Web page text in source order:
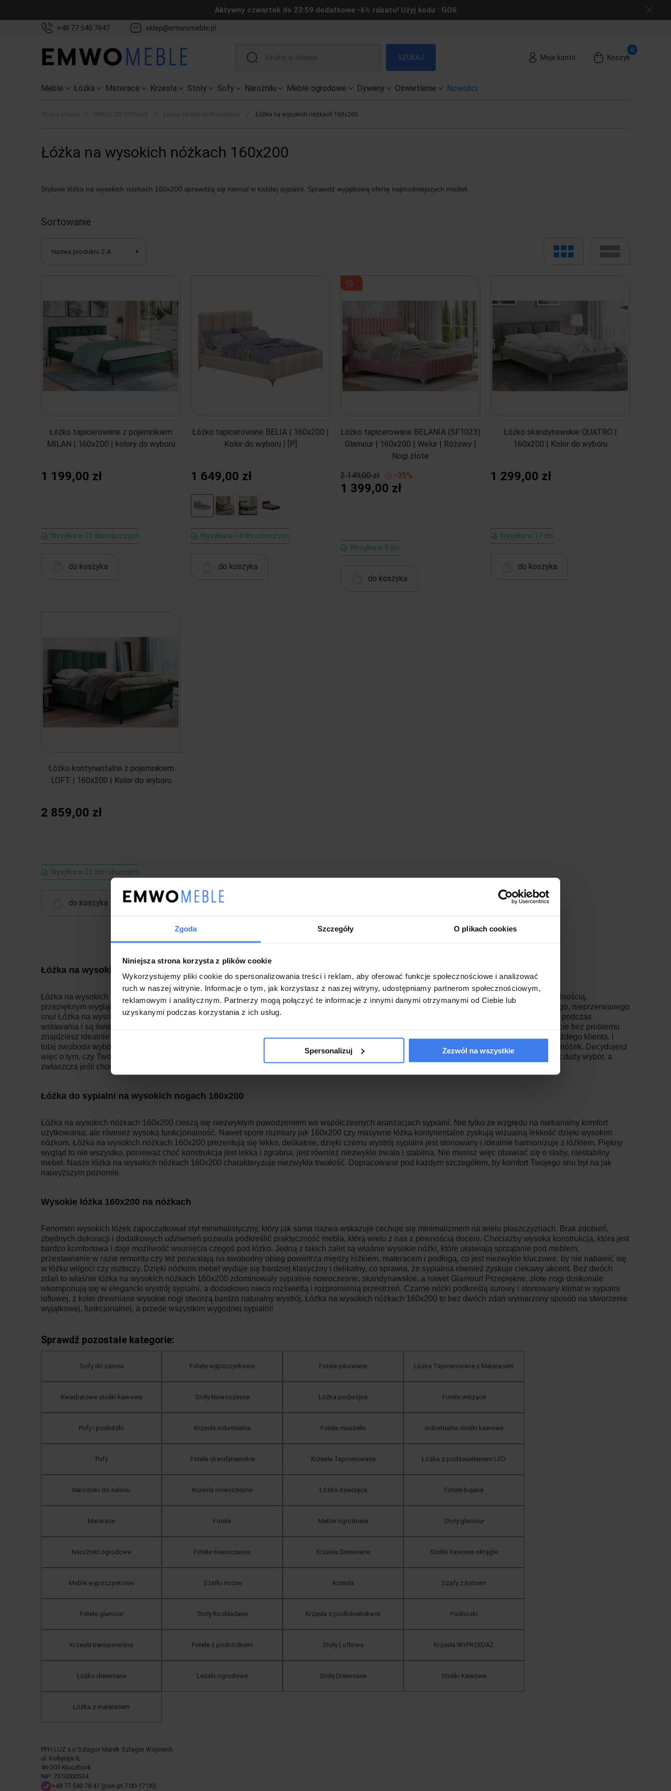
Zgoda Szczegóły O plikach cookies
Niniejsza strona korzysta z plików cookie
Wykorzystujemy pliki cookie do spersonalizowania treści i reklam, aby oferować funkcje społecznościowe i analizować
ruch w naszej witrynie. Informacje o tym, jak korzystasz z naszej witryny, udostępniamy partnerom społecznościowym,
reklamowym i analitycznym. Partnerzy mogą połączyć te informacje z innymi danymi otrzymanymi od Ciebie lub
uzyskanymi podczas korzystania z ich usług.
Spersonalizuj Zezwól na wszystkie
Aktywny czwartek do 23:59 dodatkowe -6% rabatu! Użyj kodu : GO6
+48 77 540 7847 sklep@emwomeble.pl
SZUKAJ Moje konto Koszyk
Meble Łóżka Materace Krzesła Stoły Sofy Narożniki Meble ogrodowe Dywany Oświetlenie Nowości
Strona główna MEBLE DO SYPIALNI Łóżka na wysokich nóżkach Łóżka na wysokich nóżkach 160x200
Łóżka na wysokich nóżkach 160x200
Stylowe łóżka na wysokich nóżkach 160x200 sprawdzą się niemal w każdej sypialni. Sprawdź wyjątkową ofertę najmodniejszych modeli.
Sortowanie
Nazwa produktu Z-A
Łóżko tapicerowane z pojemnikiem
MILAN | 160x200 | kolory do wyboru
1 199,00 zł
Wysyłka w 21 dni roboczych
do koszyka
Łóżko tapicerowane BELIA | 160x200 |
Kolor do wyboru | [P]
1 649,00 zł
Wysyłka w 14 dni roboczych
do koszyka
Łóżko tapicerowane BELANIA (SF1023)
Glamour | 160x200 | Welur | Różowy |
Nogi złote
2 149,00 zł -35%
1 399,00 zł
Wysyłka w 3 dni
do koszyka
Łóżko skandynawskie QUATRO |
160x200 | Kolor do wyboru
1 299,00 zł
Wysyłka w 17 dni
do koszyka
Łóżko kontynentalne z pojemnikiem
LOFT | 160x200 | Kolor do wyboru
2 859,00 zł
Wysyłka w 21 dni roboczych
do koszyka
Łóżka na wysokich nóżkach 160x200 – tapicerowane, drewniane czy metalowe?
Łóżka na wysokich nóżkach to przede wszystkim niezwykle wygodne meble do sypialni. To bardzo ważne, by łóżko zachwycało nie tylko funkcjonalnością,
przepięknym wyglądem czy też wysokim, ozdobnym oparciem, ale przede wszystkim, by wraz z materacem zapewniało idealne warunki do zdrowego, nieprzerwanego
snu! Łóżka na wysokich nogach 160x200 z racji znacznie wyższej podstawy są idealnym rozwiązaniem dla osób zmagających się z bólami pleców podczas
wstawania i są świetne dla osób starszych. O wiele wygodniej jest wstawać, siadać, a nawet korzystać z łóżka o wyższej konstrukcji. W naszej ofercie bez problemu
znajdziesz idealnie pasujące do Twojej aranżacji i potrzeb łóżka na wysokich nóżkach 160x200, a także modele wykonywane indywidualnie dla każdego klienta. I
tutaj swoboda wyboru dopiero się zaczyna, ponieważ to właśnie Ty możesz wybrać rodzaj obicia, cudowny kolor, a także wybarwienie i wykonanie nóżek. Decydujesz
więc o tym, czy Twoje łóżko ma być o bardzo klasycznym wyglądzie, czy może w pełni nowoczesne, lekkie i loftowe. To wyjątkowe uczucie mieć tak duży wybór, a
zwłaszcza jeśli chodzi o naszą wygodę!
Łóżka do sypialni na wysokich nogach 160x200
Łóżka na wysokich nóżkach 160x200 cieszą się niezwykłym powodzeniem we współczesnych aranżacjach sypialni. Nie tylko ze względu na niebanalny komfort
użytkowania, ale również wysoką funkcjonalność. Nawet spore rozmiary jak 160x200 czy masywne łóżka kontynentalne zyskują wizualną lekkość dzięki wysokim
nóżkom. Łóżka na wysokich nóżkach 160x200 prezentują się lekko, delikatnie, dzięki czemu wystrój sypialni jest stonowany i idealnie harmonizuje z łóżkiem. Piękny
wygląd to nie wszystko, ponieważ choć konstrukcja jest lekka i zgrabna, jest również niezwykle trwała i stabilna. Nie musisz więc obawiać się o słaby, niestabilny
mebel. Nasze łóżka na wysokich nóżkach 160x200 charakteryzuje niezwykła trwałość. Dopracowane pod każdym szczegółem, by komfort Twojego snu był na jak
najwyższym poziomie.
Wysokie łóżka 160x200 na nóżkach
Fenomen wysokich łóżek zapoczątkował styl minimalistyczny, który jak sama nazwa wskazuje cechuje się minimalizmem na wielu płaszczyznach. Brak zdobień,
zbędnych dekoracji i dodatkowych udziwnień pozwala podkreślić praktyczność mebla, którą wielu z nas z pewnością doceni. Chociażby wysoka konstrukcja, która jest
bardzo komfortowa i daje możliwość wsunięcia czegoś pod łóżko. Jedną z takich zalet są właśnie wysokie nóżki, które ułatwiają sprzątanie pod meblem,
przestawianie w razie remontu czy też pozwalają na swobodny obieg powietrza między łóżkiem, materacem i podłogą, co jest niezwykle kluczowe, by nie nabawić się
w łóżku wilgoci czy roztoczy. Dzięki nóżkom mebel wydaje się bardziej klasyczny i delikatny, co sprawia, że sypialnia również zyskuje ciekawy akcent. Bez dwóch
zdań to właśnie łóżka na wysokich nóżkach 160x200 zdominowały sypialnie nowoczesne, skandynawskie, a nawet Glamour! Przepiękne, złote nogi doskonale
wkomponują się w elegancki wystrój sypialni, a dodatkowo nieco rozświetlą i rozpromienią przestrzeń. Czarne nóżki podkreślą surowy i stonowany klimat w sypialni
loftowej, z kolei drewniane wysokie nogi stworzą bardzo naturalny wystrój. Łóżka na wysokich nóżkach 160x200 to bez dwóch zdań wymarzony sposób na stworzenie
wyjątkowej, funkcjonalnej, a przede wszystkim wygodnej sypialni!
Sprawdź pozostałe kategorie:
Sofy do salonu Fotele wypoczynkowe Fotele pikowane Łóżka Tapicerowane z Materacem
Kwadratowe stoliki kawowe Stoły Nowoczesne Łóżka podwójne Fotele wiszące
Pufy i podnóżki Krzesła industrialne Fotele muszelki Industrialne stoliki kawowe
Pufy Fotele skandynawskie Krzesła Tapicerowane Łóżka z podświetleniem LED
Narożniki do salonu Krzesła nowoczesne Łóżka dziecięce Fotele bujane
Materace Fotele Meble ogrodowe Stoły glamour
Narożniki ogrodowe Fotele nowoczesne Krzesła Drewniane Stoliki kawowe okrągłe
Meble wypoczynkowe Szafki nocne Krzesła Szafy z lustrem
Fotele glamour Stoły Rozkładane Krzesła z podłokietnikami Podnóżki
Krzesła transparentne Fotele z podnóżkiem Stoły Loftowe Krzesła WYPRZEDAŻ
Łóżka drewniane Leżaki ogrodowe Stoły Drewniane Stoliki Kawowe
Łóżka z materacem
PPH LUZ s.c Szlagor Marek Szlagor Wojciech
ul. Kołłątaja 8,
46-203 Kluczbork
NIP: 7510000534
+48 77 540 78 47 (pon-pt 7:00-17:00)